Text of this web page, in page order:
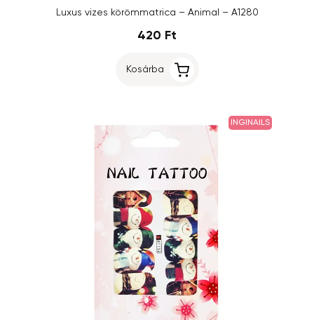
Luxus vizes körömmatrica – Animal – A1280
420 Ft
Kosárba
INGINAILS